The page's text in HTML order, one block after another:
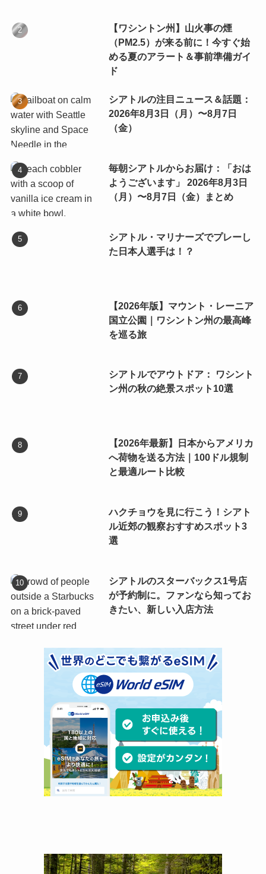
【ワシントン州】山火事の煙
（PM2.5）が来る前に！今すぐ始
める夏のアラート＆事前準備ガイ
ド
シアトルの注目ニュース＆話題：
2026年8月3日（月）〜8月7日
（金）
毎朝シアトルからお届け：「おは
ようございます」 2026年8月3日
（月）〜8月7日（金）まとめ
シアトル・マリナーズでプレーし
た日本人選手は！？
【2026年版】マウント・レーニア
国立公園｜ワシントン州の最高峰
を巡る旅
シアトルでアウトドア： ワシント
ン州の秋の絶景スポット10選
【2026年最新】日本からアメリカ
へ荷物を送る方法｜100ドル規制
と最適ルート比較
ハクチョウを見に行こう！シアト
ル近郊の観察おすすめスポット3
選
シアトルのスターバックス1号店
が予約制に。ファンなら知ってお
きたい、新しい入店方法